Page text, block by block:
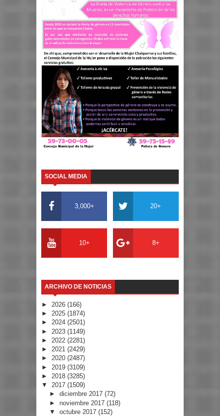
SOCIAL MEDIA
3,000+ 20+
10+ 8+
ARCHIVO DE NOTICIAS
► 2026 (166)
► 2025 (1874)
► 2024 (2501)
► 2023 (1149)
► 2022 (2281)
► 2021 (2429)
► 2020 (2487)
► 2019 (3109)
► 2018 (3285)
▼ 2017 (1509)
► diciembre 2017 (72)
► noviembre 2017 (118)
▼ octubre 2017 (152)